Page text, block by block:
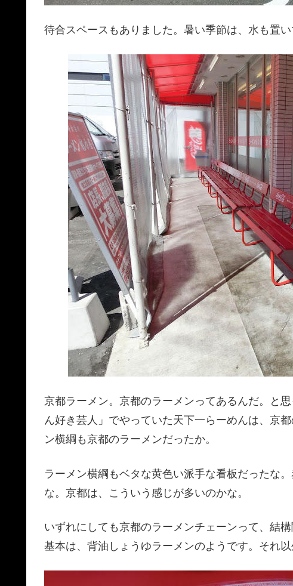
待合スペースもありました。暑い季節は、水も置
京都ラーメン。京都のラーメンってあるんだ。と
ん好き芸人」でやっていた天下一らーめんは、京
ン横綱も京都のラーメンだったか。
ラーメン横綱もベタな黄色い派手な看板だったな
な。京都は、こういう感じが多いのかな。
いずれにしても京都のラーメンチェーンって、結
基本は、背油しょうゆラーメンのようです。それ